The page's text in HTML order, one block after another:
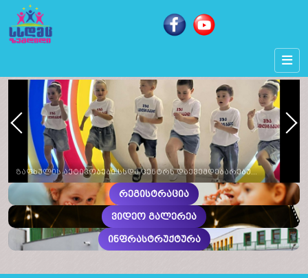
ზაფხულის აქტივობები სსდმ ცენტრს დაქვემდებარებულ საბავშვო ბაღებში სხვადასხვა თემატიკის, განსაკუთრებული საზეიმო აქტივობებით აღინიშნა
Prev
Next
რეგისტრაცია
ვიდეო გალერეა
ინფრასტრუქტურა